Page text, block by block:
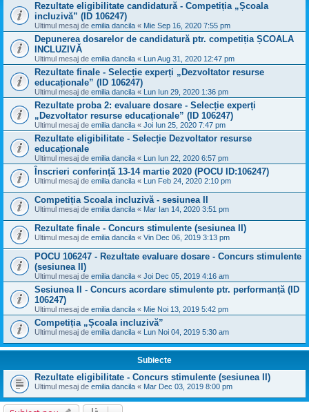
Rezultate eligibilitate candidatură - Competiția „Școala
incluzivă” (ID 106247)
Ultimul mesaj de emilia dancila « Mie Sep 16, 2020 7:55 pm
Depunerea dosarelor de candidatură ptr. competiția ȘCOALA
INCLUZIVĂ
Ultimul mesaj de emilia dancila « Lun Aug 31, 2020 12:47 pm
Rezultate finale - Selecție experți „Dezvoltator resurse
educaționale” (ID 106247)
Ultimul mesaj de emilia dancila « Lun Iun 29, 2020 1:36 pm
Rezultate proba 2: evaluare dosare - Selecție experți
„Dezvoltator resurse educaționale” (ID 106247)
Ultimul mesaj de emilia dancila « Joi Iun 25, 2020 7:47 pm
Rezultate eligibilitate - Selecție Dezvoltator resurse
educaționale
Ultimul mesaj de emilia dancila « Lun Iun 22, 2020 6:57 pm
Înscrieri conferință 13-14 martie 2020 (POCU ID:106247)
Ultimul mesaj de emilia dancila « Lun Feb 24, 2020 2:10 pm
Competiția Scoala incluzivă - sesiunea II
Ultimul mesaj de emilia dancila « Mar Ian 14, 2020 3:51 pm
Rezultate finale - Concurs stimulente (sesiunea II)
Ultimul mesaj de emilia dancila « Vin Dec 06, 2019 3:13 pm
POCU 106247 - Rezultate evaluare dosare - Concurs stimulente
(sesiunea II)
Ultimul mesaj de emilia dancila « Joi Dec 05, 2019 4:16 am
Sesiunea II - Concurs acordare stimulente ptr. performanță (ID
106247)
Ultimul mesaj de emilia dancila « Mie Noi 13, 2019 5:42 pm
Competiția „Școala incluzivă”
Ultimul mesaj de emilia dancila « Lun Noi 04, 2019 5:30 am
Subiecte
Rezultate eligibilitate - Concurs stimulente (sesiunea II)
Ultimul mesaj de emilia dancila « Mar Dec 03, 2019 8:00 pm